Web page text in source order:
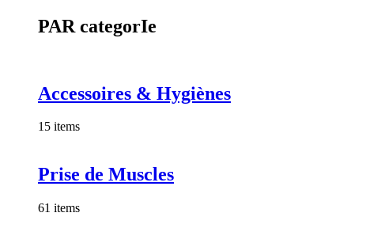
PAR categorIe
Accessoires & Hygiènes
15 items
Prise de Muscles
61 items